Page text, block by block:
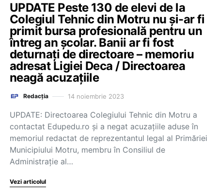
UPDATE Peste 130 de elevi de la
Colegiul Tehnic din Motru nu și-ar fi
primit bursa profesională pentru un
întreg an școlar. Banii ar fi fost
deturnați de directoare – memoriu
adresat Ligiei Deca / Directoarea
neagă acuzațiile
Redacția 14 noiembrie 2023
UPDATE: Directoarea Colegiului Tehnic din Motru a
contactat Edupedu.ro și a negat acuzațiile aduse în
memoriul redactat de reprezentantul legal al Primăriei
Municipiului Motru, membru în Consiliul de
Administrație al…
Vezi articolul